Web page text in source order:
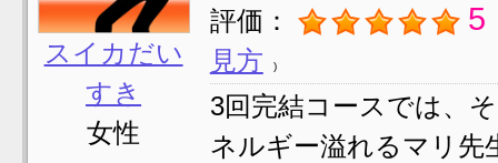
スイカだい
すき
女性
評価：
5
見方
3回完結コースでは、
ネルギー溢れるマリ先